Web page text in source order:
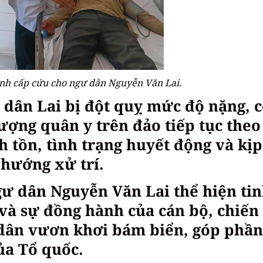
cấp cứu cho ngư dân Nguyễn Văn Lai.
Lai bị đột quỵ mức độ nặng,
quân y trên đảo tiếp tục
tồn, tình trạng huyết động và
hướng xử trí.
dân Nguyễn Văn Lai thể hiện
sự đồng hành của cán bộ, chiến
vươn khơi bám biển, góp
Tổ quốc.